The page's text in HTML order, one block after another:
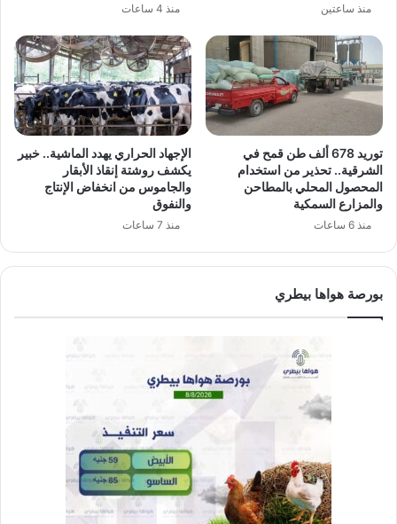
منذ ساعتين منذ 4 ساعات
توريد 678 ألف طن قمح في
الشرقية.. تحذير من استخدام
المحصول المحلي بالمطاحن
والمزارع السمكية
منذ 6 ساعات
الإجهاد الحراري يهدد الماشية.. خبير
يكشف روشتة إنقاذ الأبقار
والجاموس من انخفاض الإنتاج
والنفوق
منذ 7 ساعات
بورصة هواها بيطري